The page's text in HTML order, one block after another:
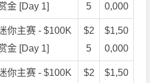
金 [Day 1]
5
0,000
你主赛 - $100K
金 [Day 1]
$2
5
$1,50
0,000
你主赛 - $100K
$2
$1,50